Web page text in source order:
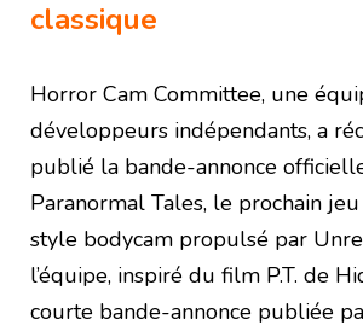
classique
Horror Cam Committee, une
développeurs indépendants, a
publié la bande-annonce
Paranormal Tales, le prochain
style bodycam propulsé par
l’équipe, inspiré du film P.T. de
courte bande-annonce publiée